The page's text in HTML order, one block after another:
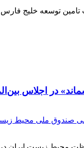
حضور مدیر عامل و معاونین صندوق ملی محیط
در اجلاس
صندوق ملی محیط